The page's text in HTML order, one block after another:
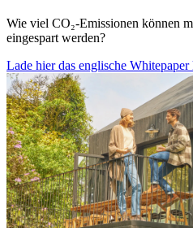
Wie viel CO₂-Emissionen können
eingespart werden?
Lade hier das englische Whitepaper